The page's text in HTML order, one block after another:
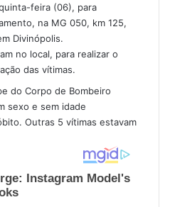
feira (06), para
na MG 050, km 125,
Divinópolis.
no local, para realizar o
das vítimas.
do Corpo de Bombeiro
sexo e sem idade
Outras 5 vítimas estavam